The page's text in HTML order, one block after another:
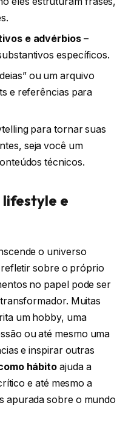
e advérbios–
específicos.
ou um arquivo
e referências para
para tornar suas
seja você um
técnicos.
e
o universo
sobre o próprio
no papel pode ser
Muitas
um hobby, uma
ou até mesmo uma
e inspirar outras
hábito ajuda a
e até mesmo a
apurada sobre o mundo